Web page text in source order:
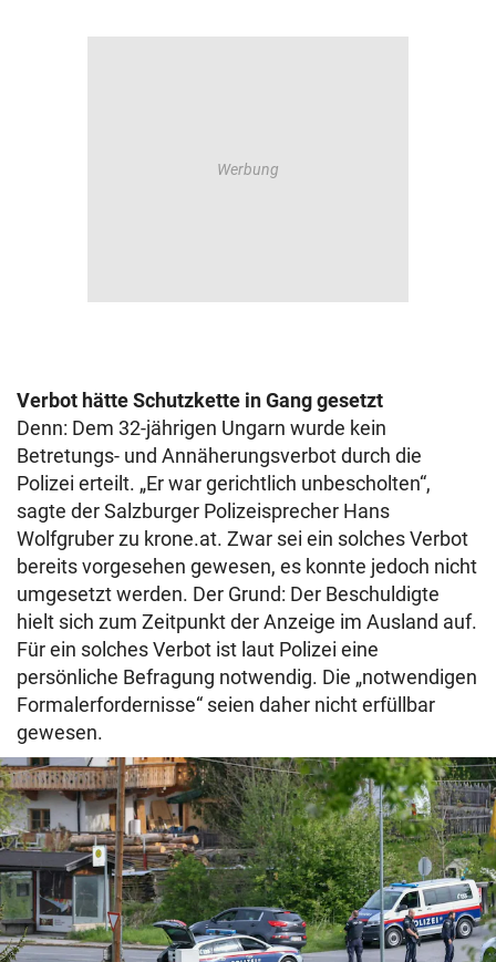
Verbot hätte Schutzkette in Gang gesetzt
Denn: Dem 32-jährigen Ungarn wurde kein
Betretungs- und Annäherungsverbot durch die
Polizei erteilt. „Er war gerichtlich unbescholten“,
sagte der Salzburger Polizeisprecher Hans
Wolfgruber zu krone.at. Zwar sei ein solches Verbot
bereits vorgesehen gewesen, es konnte jedoch nicht
umgesetzt werden. Der Grund: Der Beschuldigte
hielt sich zum Zeitpunkt der Anzeige im Ausland auf.
Für ein solches Verbot ist laut Polizei eine
persönliche Befragung notwendig. Die „notwendigen
Formalerfordernisse“ seien daher nicht erfüllbar
gewesen.